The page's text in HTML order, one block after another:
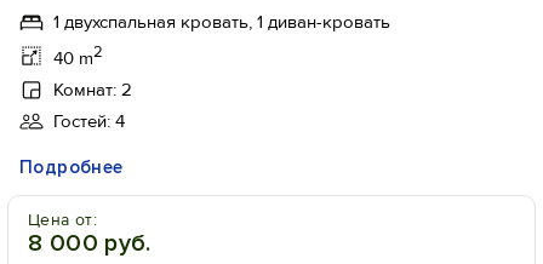
1 двухспальная кровать, 1 диван-кровать
40 m2
Комнат: 2
Гостей: 4
Подробнее
Цена от:
8 000 руб.